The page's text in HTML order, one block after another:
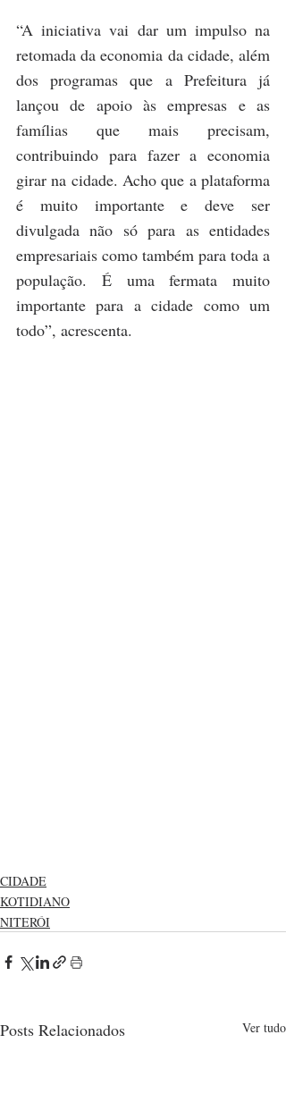
“A iniciativa vai dar um impulso na
retomada da economia da cidade, além
dos programas que a Prefeitura já
lançou de apoio às empresas e as
famílias que mais precisam,
contribuindo para fazer a economia
girar na cidade. Acho que a plataforma
é muito importante e deve ser
divulgada não só para as entidades
empresariais como também para toda a
população. É uma fermata muito
importante para a cidade como um
todo”, acrescenta.
CIDADE
KOTIDIANO
NITERÓI
Posts Relacionados Ver tudo